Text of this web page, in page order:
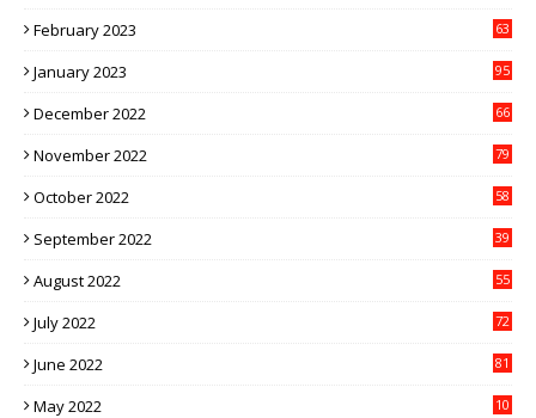
February 2023 63
January 2023 95
December 2022 66
November 2022 79
October 2022 58
September 2022 39
August 2022 55
July 2022 72
June 2022 81
May 2022
10